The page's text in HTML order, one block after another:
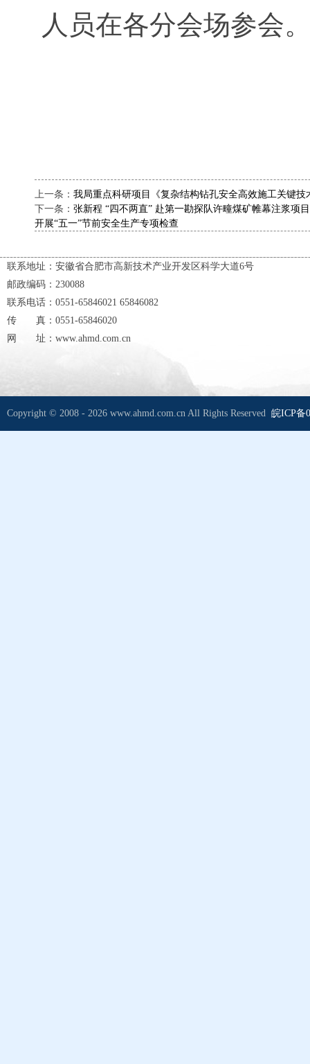
人员在各分会场参会
上一条： 我局重点科研项目《复杂结构钻孔安全高效施工关键
下一条： 张新程 “四不两直” 赴第一勘探队许疃煤矿帷幕注浆项目
开展“五一”节前安全生产专项检查
联系地址：安徽省合肥市高新技术产业开发区科学大道6号
邮政编码：230088
联系电话：0551-65846021 65846082
传 真：0551-65846020
网 址：www.ahmd.com.cn
Copyright © 2008 - 2026 www.ahmd.com.cn All Rights Reserved 皖ICP备